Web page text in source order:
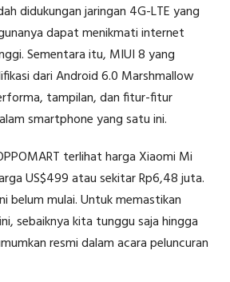
didukungan jaringan 4G-LTE yang
dapat menikmati internet
Sementara itu, MIUI 8 yang
dari Android 6.0 Marshmallow
tampilan, dan fitur-fitur
smartphone yang satu ini.
terlihat harga Xiaomi Mi
US$499 atau sekitar Rp6,48 juta.
belum mulai. Untuk memastikan
sebaiknya kita tunggu saja hingga
resmi dalam acara peluncuran